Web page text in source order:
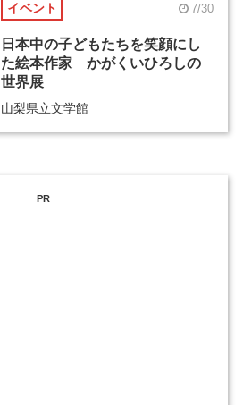
イベント 7/30
日本中の子どもたちを笑顔にし
た絵本作家 かがくいひろしの
世界展
山梨県立文学館
PR